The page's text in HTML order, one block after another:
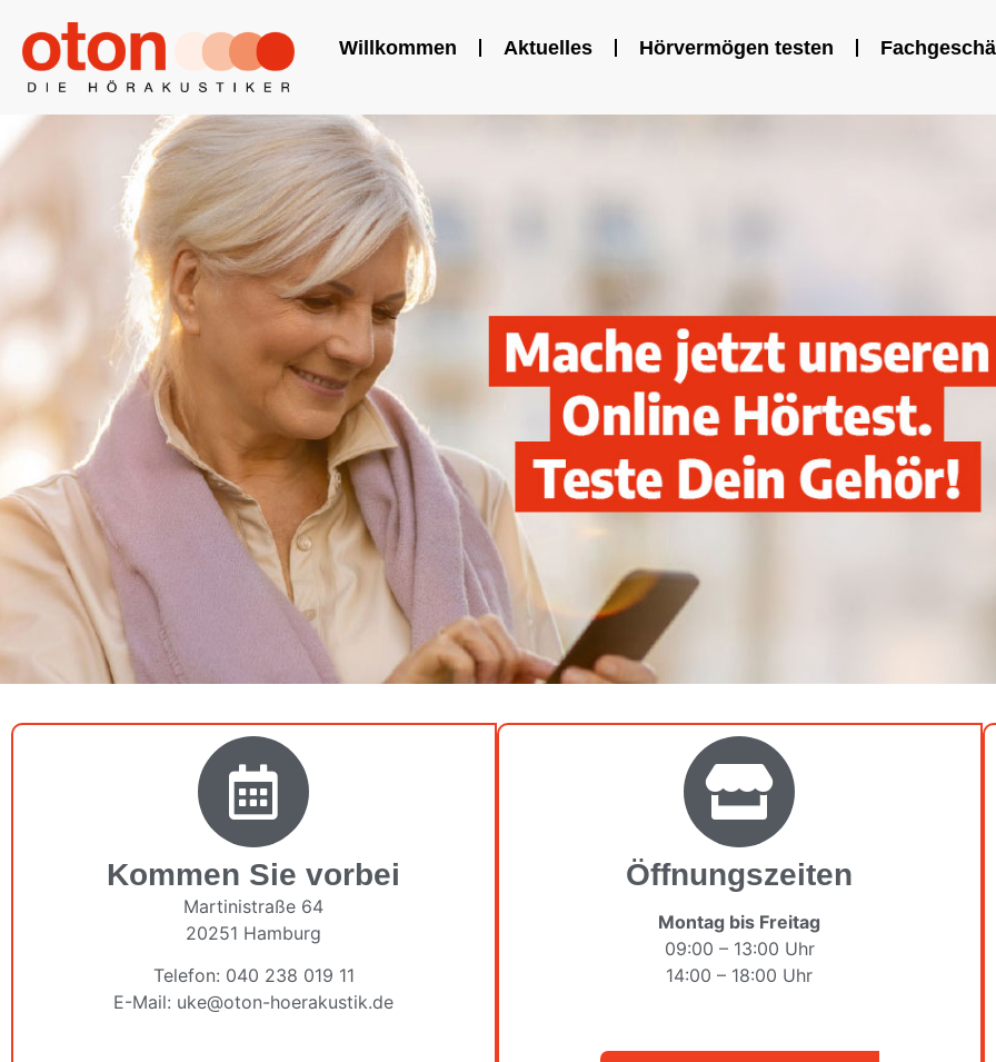
Willkommen Aktuelles Hörvermögen testen
Kommen Sie vorbei
Martinistraße 64
20251 Hamburg
Telefon: 040 238 019 11
E-Mail: uke@oton-hoerakustik.de
Öffnungszeiten
Montag bis Freitag
09:00 – 13:00 Uhr
14:00 – 18:00 Uhr